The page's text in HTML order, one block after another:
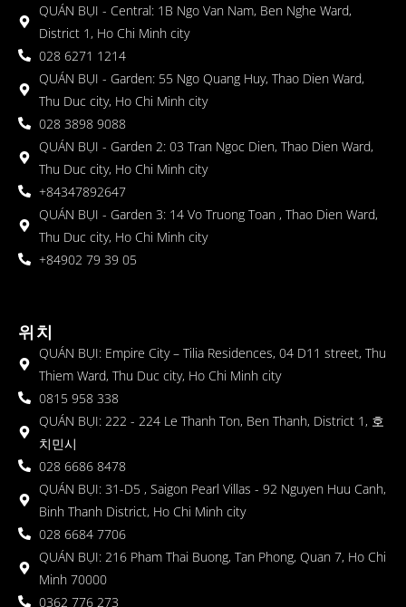
QUÁN BỤI - Central: 1B Ngo Van Nam, Ben Nghe Ward,
District 1, Ho Chi Minh city
028 6271 1214
QUÁN BỤI - Garden: 55 Ngo Quang Huy, Thao Dien Ward,
Thu Duc city, Ho Chi Minh city
028 3898 9088
QUÁN BỤI - Garden 2: 03 Tran Ngoc Dien, Thao Dien Ward,
Thu Duc city, Ho Chi Minh city
+84347892647
QUÁN BỤI - Garden 3: 14 Vo Truong Toan , Thao Dien Ward,
Thu Duc city, Ho Chi Minh city
+84902 79 39 05
위치
QUÁN BỤI: Empire City – Tilia Residences, 04 D11 street, Thu
Thiem Ward, Thu Duc city, Ho Chi Minh city
0815 958 338
QUÁN BỤI: 222 - 224 Le Thanh Ton, Ben Thanh, District 1, 호
치민시
028 6686 8478
QUÁN BỤI: 31-D5 , Saigon Pearl Villas - 92 Nguyen Huu Canh,
Binh Thanh District, Ho Chi Minh city
028 6684 7706
QUÁN BỤI: 216 Pham Thai Buong, Tan Phong, Quan 7, Ho Chi
Minh 70000
0362 776 273